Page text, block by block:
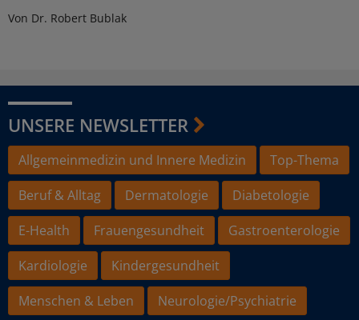
Von Dr. Robert Bublak
UNSERE NEWSLETTER
Allgemeinmedizin und Innere Medizin
Top-Thema
Beruf & Alltag
Dermatologie
Diabetologie
E-Health
Frauengesundheit
Gastroenterologie
Kardiologie
Kindergesundheit
Menschen & Leben
Neurologie/Psychiatrie